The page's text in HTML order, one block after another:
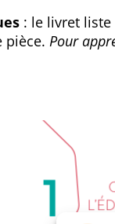
: le livret
pièce. Pour